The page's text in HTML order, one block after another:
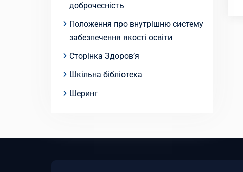
доброчесність
Положення про внутрішню систему
забезпечення якості освіти
Сторінка Здоров’я
Шкільна бібліотека
Шеринг